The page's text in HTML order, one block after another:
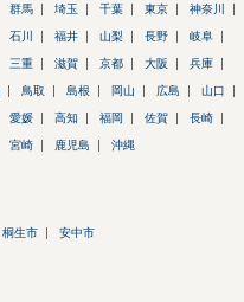
群馬 埼玉 千葉 東京 神奈川
石川 福井 山梨 長野 岐阜
三重 滋賀 京都 大阪 兵庫
鳥取 島根 岡山 広島 山口
愛媛 高知 福岡 佐賀 長崎
宮崎 鹿児島 沖縄
桐生市 安中市